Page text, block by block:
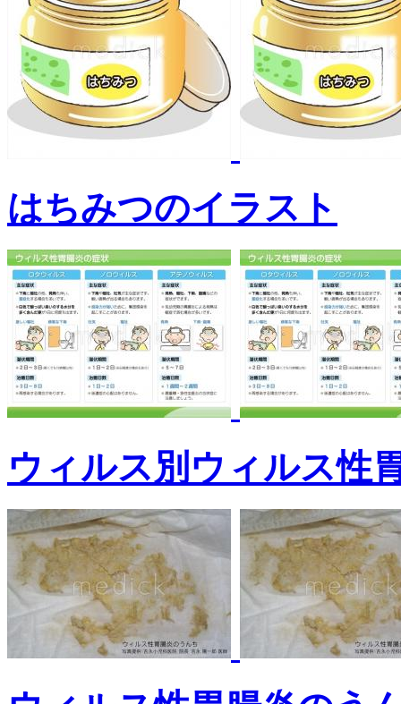
はちみつのイラスト
ウィルス別ウィルス性